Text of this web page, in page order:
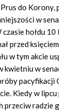
do Korony,
w
hołdu 10
przed
w tym akcie
kwietniu w
pacyfikacji
Kiedy w
przeciw radzie